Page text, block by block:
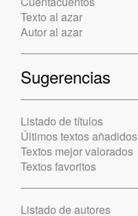
Texto al azar
Autor al azar
Sugerencias
Listado de títulos
Últimos textos añadidos
Textos mejor valorados
Textos favoritos
Listado de autores